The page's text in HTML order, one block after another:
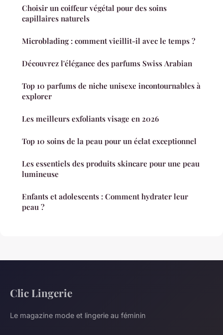
Choisir un coiffeur végétal pour des soins
capillaires naturels
Microblading : comment vieillit-il avec le temps ?
Découvrez l'élégance des parfums Swiss Arabian
Top 10 parfums de niche unisexe incontournables à
explorer
Les meilleurs exfoliants visage en 2026
Top 10 soins de la peau pour un éclat exceptionnel
Les essentiels des produits skincare pour une peau
lumineuse
Enfants et adolescents : Comment hydrater leur
peau ?
Clic Lingerie
Le magazine mode et lingerie au féminin